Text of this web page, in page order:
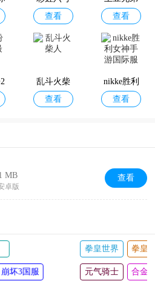
手机版
查看
最新版本
查看
乱斗火柴
人
查看
nikke胜利
女神手游
查看
MB
卓版
查看
战双帕弥什 崩坏3国服